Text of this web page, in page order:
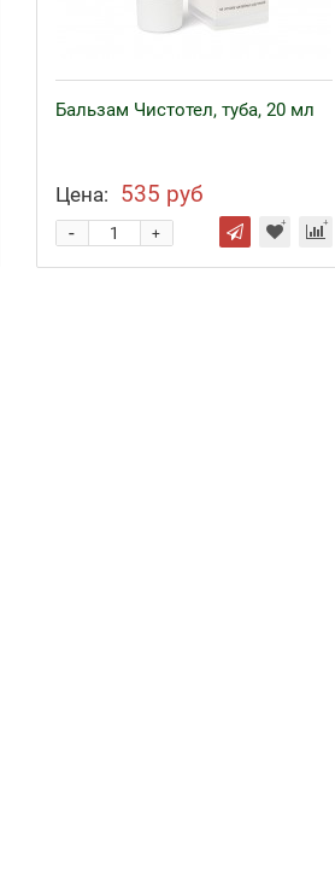
Бальзам Чистотел, туба, 20 мл
Цена: 535 руб
+
-